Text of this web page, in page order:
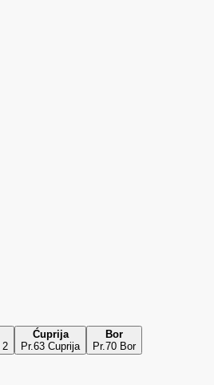
2
Ćuprija
Pr.63 Cuprija
Bor
Pr.70 Bor